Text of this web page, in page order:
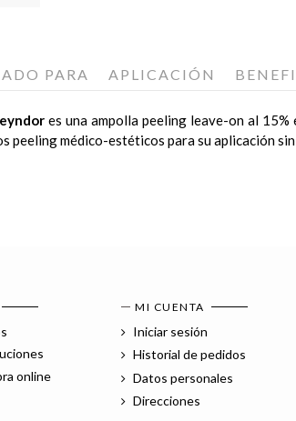
PARA APLICACIÓN
es una ampolla peeling leave-on al
peeling médico-estéticos para su aplicación
enumerados pueden variar ligeramente de
online
MI CUENTA
Iniciar sesión
Historial de pedidos
Datos personales
Direcciones